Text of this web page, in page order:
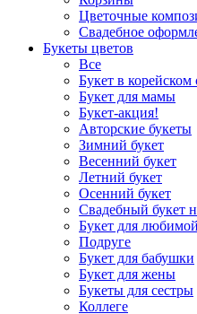
Цветочные
Свадебное
Букеты цветов
Все
Букет в корейском
Букет для мамы
Букет-акция!
Авторские букеты
Зимний букет
Весенний букет
Летний букет
Осенний букет
Свадебный букет
Букет для любимой
Подруге
Букет для бабушки
Букет для жены
Букеты для сестры
Коллеге